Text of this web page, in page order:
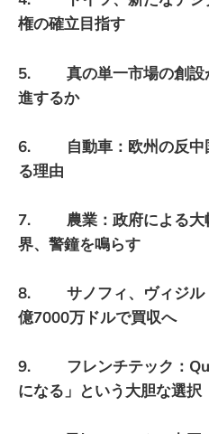
権の確立目指す
5. 真の単一市場の創設
進するか
6. 自動車：欧州の反中
る理由
7. 農業：政府による大
界、警鐘を鳴らす
8. サノフィ、ヴィジル
億7000万ドルで買収へ
9. フレンチテック：
になる」という大胆な選択